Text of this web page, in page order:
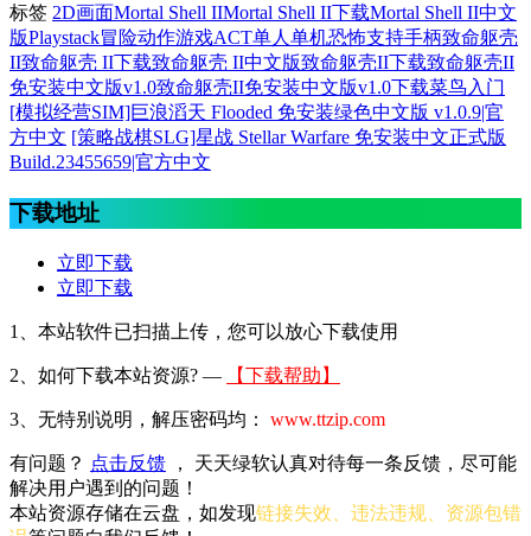
标签 2D画面Mortal Shell IIMortal Shell II下载Mortal Shell II中文
版Playstack冒险动作游戏ACT单人单机恐怖支持手柄致命躯壳
II致命躯壳 II下载致命躯壳 II中文版致命躯壳II下载致命躯壳II
免安装中文版v1.0致命躯壳II免安装中文版v1.0下载菜鸟入门
[模拟经营SIM]巨浪滔天 Flooded 免安装绿色中文版 v1.0.9|官
方中文 [策略战棋SLG]星战 Stellar Warfare 免安装中文正式版
Build.23455659|官方中文
下载地址
立即下载
立即下载
1、本站软件已扫描上传，您可以放心下载使用
2、 如何下载本站资源? — 【下载帮助】
3、无特别说明，解压密码均： www.ttzip.com
有问题？ 点击反馈
， 天天绿软认真对待每一条反馈，尽可能
解决用户遇到的问题！
本站资源存储在云盘，如发现链接失效、违法违规、资源包错